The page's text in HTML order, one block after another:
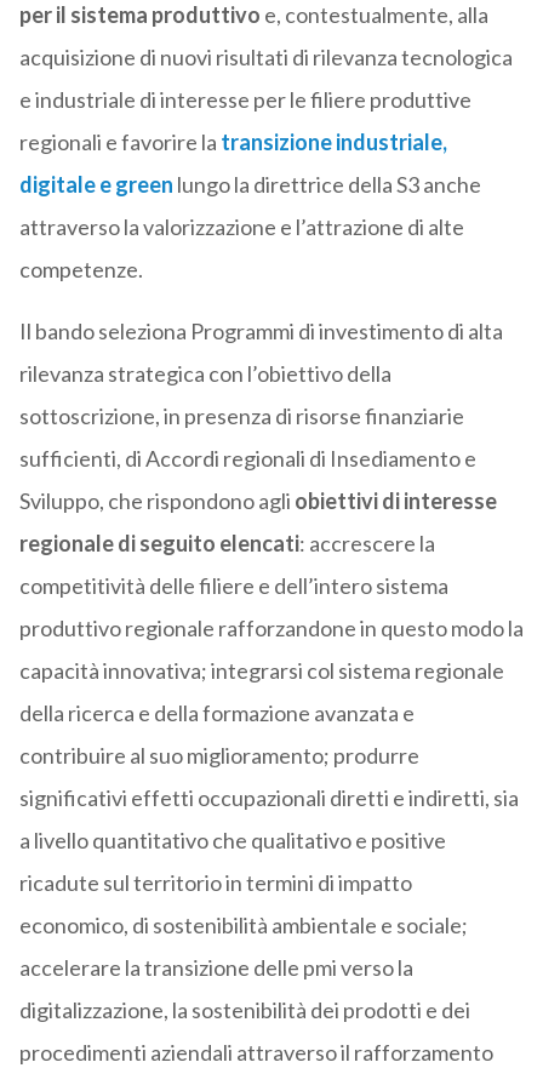
per il sistema produttivo e, contestualmente, alla
acquisizione di nuovi risultati di rilevanza tecnologica
e industriale di interesse per le filiere produttive
regionali e favorire la transizione industriale,
digitale e green lungo la direttrice della S3 anche
attraverso la valorizzazione e l’attrazione di alte
competenze.
Il bando seleziona Programmi di investimento di alta
rilevanza strategica con l’obiettivo della
sottoscrizione, in presenza di risorse finanziarie
sufficienti, di Accordi regionali di Insediamento e
Sviluppo, che rispondono agli obiettivi di interesse
regionale di seguito elencati: accrescere la
competitività delle filiere e dell’intero sistema
produttivo regionale rafforzandone in questo modo la
capacità innovativa; integrarsi col sistema regionale
della ricerca e della formazione avanzata e
contribuire al suo miglioramento; produrre
significativi effetti occupazionali diretti e indiretti, sia
a livello quantitativo che qualitativo e positive
ricadute sul territorio in termini di impatto
economico, di sostenibilità ambientale e sociale;
accelerare la transizione delle pmi verso la
digitalizzazione, la sostenibilità dei prodotti e dei
procedimenti aziendali attraverso il rafforzamento